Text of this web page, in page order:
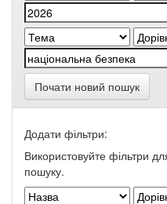
Почати новий пошук
Додати фільтри:
Використовуйте фільтри
пошуку.